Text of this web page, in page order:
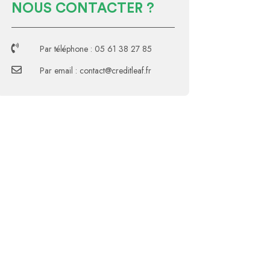
NOUS CONTACTER ?
 Par téléphone : 05 61 38 27 85
 Par email : contact@creditleaf.fr